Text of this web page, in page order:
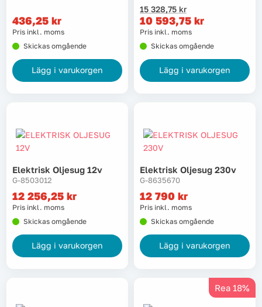
Varumärken Videoklipp
Om oss Kontakta oss
436,25 kr
Pris inkl. moms
Skickas omgående
Lägg i varukorgen
15 328,75 kr
Det
ursprungliga
priset
var:
15
328,75 kr.
10 593,75 kr
Det
nuvarande
priset
är:
10
593,75 kr.
Pris inkl. moms
Skickas omgående
Lägg i varukorgen
Elektrisk Oljesug 12v
G-8503012
12 256,25 kr
Pris inkl. moms
Skickas omgående
Lägg i varukorgen
Elektrisk Oljesug 230v
G-8635670
12 790 kr
Pris inkl. moms
Skickas omgående
Lägg i varukorgen
Rea 18%